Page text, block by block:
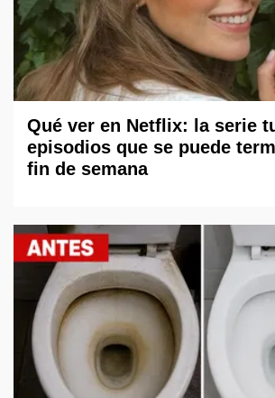
Qué ver en Netflix: la serie
episodios que se puede
fin de semana